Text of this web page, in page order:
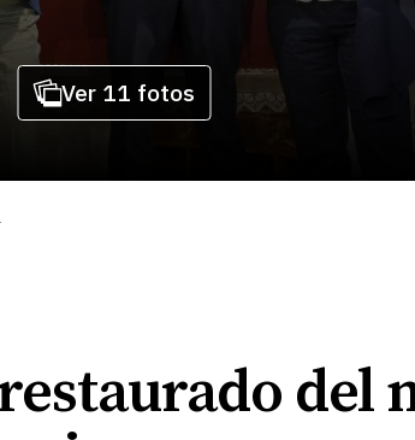
Ver 11 fotos
del